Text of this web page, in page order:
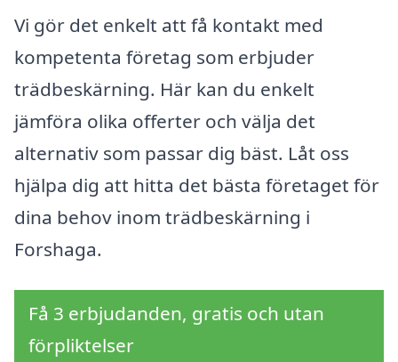
Vi gör det enkelt att få kontakt med
kompetenta företag som erbjuder
trädbeskärning. Här kan du enkelt
jämföra olika offerter och välja det
alternativ som passar dig bäst. Låt oss
hjälpa dig att hitta det bästa företaget för
dina behov inom trädbeskärning i
Forshaga.
Få 3 erbjudanden, gratis och utan
förpliktelser